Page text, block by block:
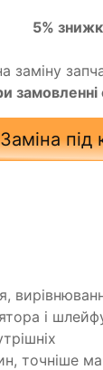
5%
заміну
замовленні
Заміна під
і
точніше